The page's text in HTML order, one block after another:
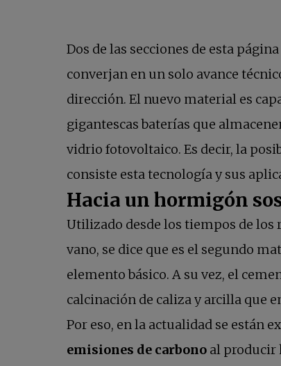
Dos de las secciones de esta
converjan en un solo avance
dirección. El nuevo material es
gigantescas baterías que
vidrio fotovoltaico. Es decir, la
consiste esta tecnología y sus
Hacia un hormigón
Utilizado desde los tiempos de los
vano, se dice que es el segundo
elemento básico. A su vez, el
calcinación de caliza y arcilla que
Por eso, en la actualidad se están
emisiones de carbono al producir